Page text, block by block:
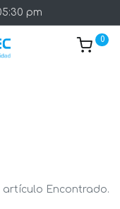
pm
0
artículo Encontrado.